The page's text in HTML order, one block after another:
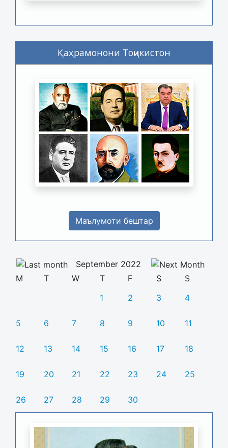
Қаҳрамонони Тоҷикистон
Маълумоти бештар
September 2022
M
T W T F S
S
1
2 3 4
5 6 7 8 9 10 11
12 13 14 15 16 17 18
19 20 21 22 23 24 25
26 27 28 29 30